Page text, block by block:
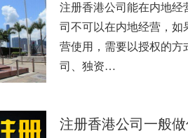
注册香港公司能在内地经
司不可以在内地经营，如
营使用，需要以授权的方
司、独资…
注册香港公司一般